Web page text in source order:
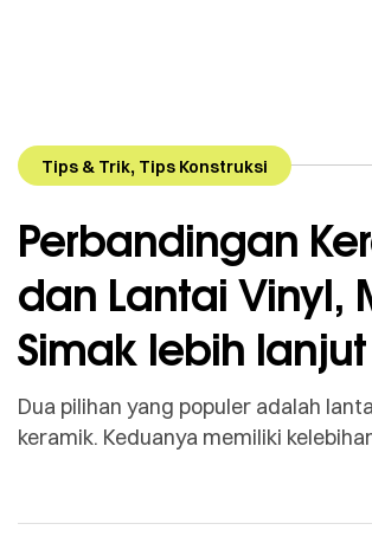
Tips & Trik, Tips Konstruksi
Perbandingan
dan Lantai Vinyl,
Simak lebih lanjut
Dua pilihan yang populer adalah
keramik. Keduanya memiliki
membantu Sobat Kang Bangun